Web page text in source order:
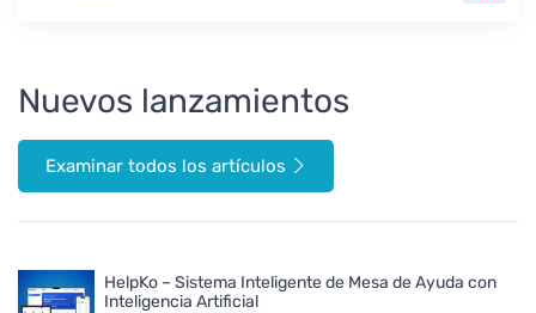
Nuevos lanzamientos
Examinar todos los artículos
HelpKo – Sistema Inteligente de Mesa de Ayuda con
Inteligencia Artificial